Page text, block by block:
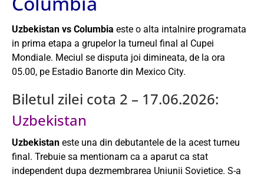
Uzbekistan vs Columbia este o alta intalnire programata
in prima etapa a grupelor la turneul final al Cupei
Mondiale. Meciul se disputa joi dimineata, de la ora
05.00, pe Estadio Banorte din Mexico City.
Biletul zilei cota 2 – 17.06.2026:
Uzbekistan
Uzbekistan este una din debutantele de la acest turneu
final. Trebuie sa mentionam ca a aparut ca stat
independent dupa dezmembrarea Uniunii Sovietice. S-a